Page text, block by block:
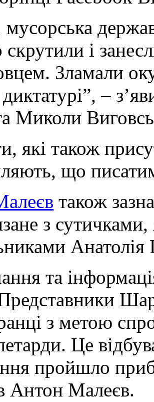
і
Зламали
–
Миколи
які також
що
також
з
Анатолія
та
з метою
Це
пройшло
Антон Малеєв.